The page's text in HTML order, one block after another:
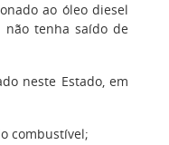
ao óleo diesel
tenha saído de
neste Estado, em
combustível;